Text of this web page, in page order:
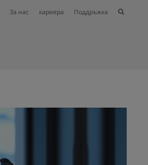
За нас кариера Поддръжка